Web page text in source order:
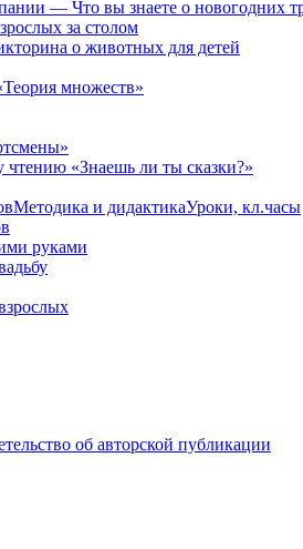
— Что вы знаете о новогодних
за столом
о животных для детей
множеств»
чтению «Знаешь ли ты сказки?»
Методика и дидактикаУроки, кл.часы
руками
об авторской публикации